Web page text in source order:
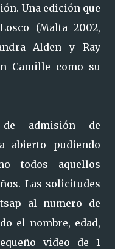
Una edición que
(Malta 2002,
Alden y Ray
Camille como su
admisión de
abierto pudiendo
todos aquellos
Las solicitudes
al numero de
el nombre, edad,
video de 1